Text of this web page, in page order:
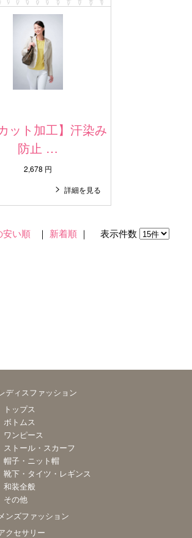
ット加工】汗染み
防止 …
2,678 円
詳細を見る
安い順 ｜ 新着順 ｜ 表示件数
ディスファッション
トップス
ボトムス
ワンピース
ストール・スカーフ
帽子・ニット帽
靴下・タイツ・レギンス
和装全般
その他
ンズファッション
クセサリー